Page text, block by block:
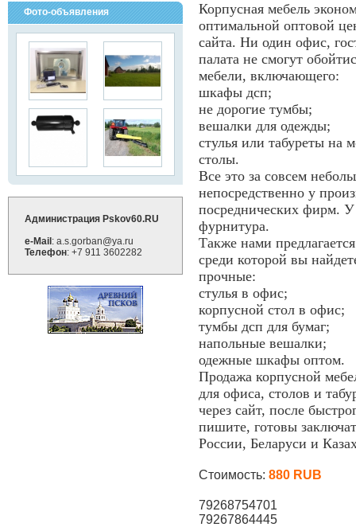
Корпусная мебель
оптимальной оптовой
сайта. Ни один офис,
палата не смогут
мебели, включающего:
шкафы дсп;
не дорогие тумбы;
вешалки для одежды;
стулья или табуреты на
столы.
Все это за совсем
непосредственно у
посреднических фирм. У
фурнитура.
Также нами
среди которой вы
прочные:
стулья в офис;
корпусной стол в офис;
тумбы дсп для бумаг;
напольные вешалки;
одежные шкафы оптом.
Продажа корпусной
для офиса, столов и
через сайт, после
пишите, готовы
России, Беларуси и
Стоимость: 880 RUB
79268754701
79267864445
Фото-объявления
Администрация Pskov60.RU
e-Mail : a.s.gorban@ya.ru
Телефон: +7 911 3602282